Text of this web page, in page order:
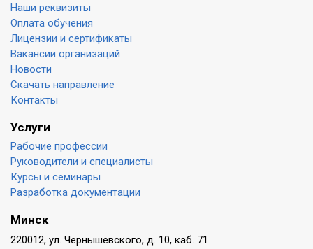
Наши реквизиты
Оплата обучения
Лицензии и сертификаты
Вакансии организаций
Новости
Скачать направление
Контакты
Услуги
Рабочие профессии
Руководители и специалисты
Курсы и семинары
Разработка документации
Минск
220012, ул. Чернышевского, д. 10, каб. 71